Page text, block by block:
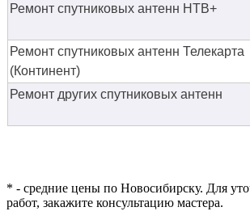
Ремонт спутниковых антенн НТВ+
Ремонт спутниковых антенн Телекарта
(Континент)
Ремонт других спутниковых антенн
* - средние цены по Новосибирску. Для
работ, закажите консультацию мастера.